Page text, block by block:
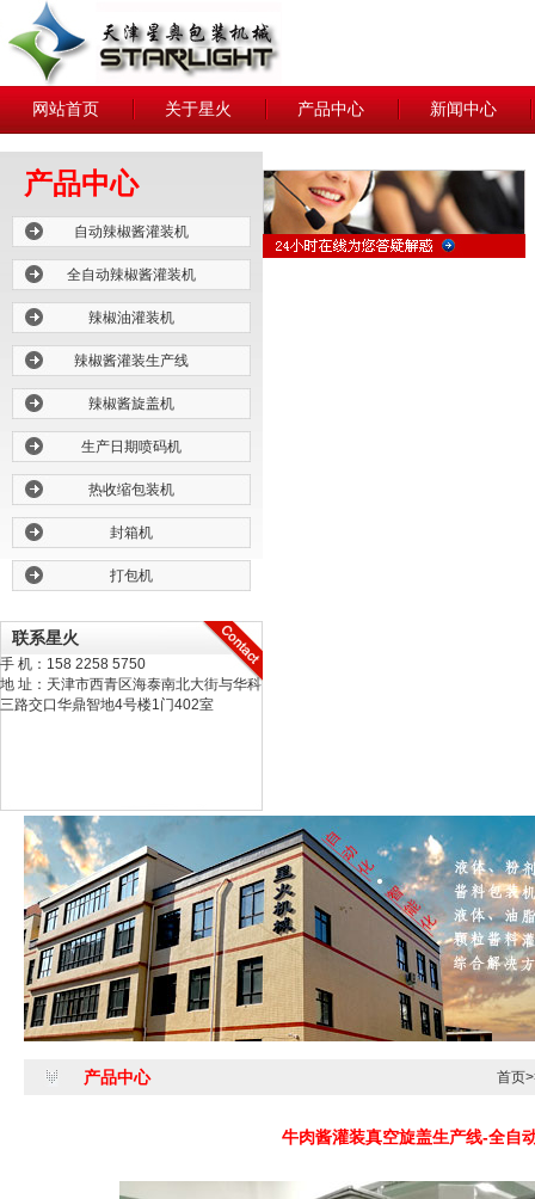
网站首页 关于星火 产品中心 新闻中心
产品中心
自动辣椒酱灌装机
全自动辣椒酱灌装机
辣椒油灌装机
辣椒酱灌装生产线
辣椒酱旋盖机
生产日期喷码机
热收缩包装机
封箱机
打包机
联系星火
手 机：158 2258 5750
地 址：天津市西青区海泰南北大街与华科
三路交口华鼎智地4号楼1门402室
产品中心 首页
牛肉酱灌装真空旋盖生产线-全自